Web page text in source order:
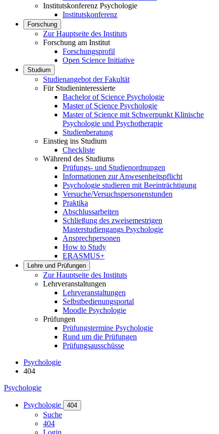
Institutskonferenz Psychologie
Institutskonferenz
Forschung
Zur Hauptseite des Instituts
Forschung am Institut
Forschungsprofil
Open Science Initiative
Studium
Studienangebot der Fakultät
Für Studieninteressierte
Bachelor of Science Psychologie
Master of Science Psychologie
Master of Science mit Schwerpunkt Klinische
Psychologie und Psychotherapie
Studienberatung
Einstieg ins Studium
Checkliste
Während des Studiums
Prüfungs- und Studienordnungen
Informationen zur Anwesenheitspflicht
Psychologie studieren mit Beeinträchtigung
Versuche/Versuchspersonenstunden
Praktika
Abschlussarbeiten
Schließung des zweisemestrigen
Masterstudiengangs Psychologie
Ansprechpersonen
How to Study
ERASMUS+
Lehre und Prüfungen
Zur Hauptseite des Instituts
Lehrveranstaltungen
Lehrveranstaltungen
Selbstbedienungsportal
Moodle Psychologie
Prüfungen
Prüfungstermine Psychologie
Rund um die Prüfungen
Prüfungsausschüsse
Psychologie
404
Psychologie
Psychologie 404
Suche
404
Login